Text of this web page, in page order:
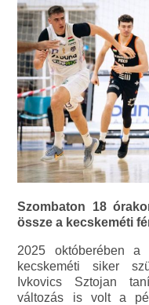
Szombaton 18
össze a kecskeméti
2025 októberében a
kecskeméti siker
Ivkovics Sztojan
változás is volt a